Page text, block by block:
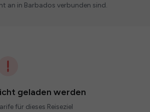
an in Barbados verbunden sind.
geladen werden
für dieses Reiseziel